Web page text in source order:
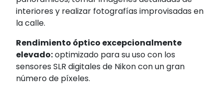
interiores y realizar fotografías improvisadas en
la calle.
Rendimiento óptico excepcionalmente
elevado:optimizado para su uso con los
sensores SLR digitales de Nikon con un gran
número de píxeles.